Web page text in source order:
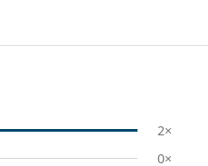
2×
0×